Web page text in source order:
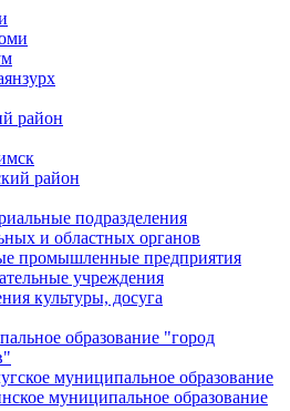
район
район
подразделения
и областных органов
промышленные предприятия
учреждения
культуры, досуга
образование "город
муниципальное образование
муниципальное образование